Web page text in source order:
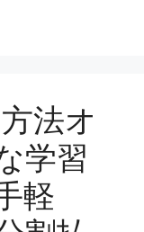
法オ
学習
軽